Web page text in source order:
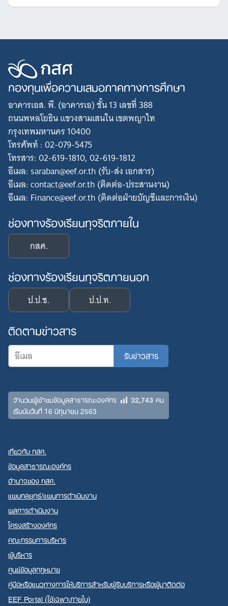
กองทุนเพื่อความเสมอภาคทางการศึกษา
อาคารเอส. พี. (อาคารเอ) ชั้น 13 เลขที่ 388
ถนนพหลโยธิน แขวงสามเสนใน เขตพญาไท
กรุงเทพมหานคร 10400
โทรศัพท์ : 02-079-5475
โทรสาร: 02-619-1810, 02-619-1812
อีเมล: saraban@eef.or.th (รับ-ส่ง เอกสาร)
อีเมล: contact@eef.or.th (ติดต่อ-ประสานงาน)
อีเมล: Finance@eef.or.th (ติดต่อฝ่ายบัญชีและการเงิน)
ช่องทางร้องเรียนทุจริตภายใน
กสศ.
ช่องทางร้องเรียนทุจริตภายนอก
ป.ป.ช. ป.ป.ท.
ติดตามข่าวสาร
จำนวนผู้เข้าชมข้อมูลสาธารณะองค์กร 32,743คน
เริ่มนับวันที่ 16 มิถุนายน 2563
เกี่ยวกับ กสศ.
ข้อมูลสาธารณะองค์กร
อำนาจของ กสศ.
แผนกลยุทธ์/แผนการดำเนินงาน
ผลการดำเนินงาน
โครงสร้างองค์กร
คณะกรรมการบริหาร
ผู้บริหาร
ศูนย์ข้อมูลกฎหมาย
คู่มือหรือแนวทางการให้บริการสำหรับผู้รับบริการหรือผู้มาติดต่อ
EEF Portal (ใช้เฉพาะภายใน)